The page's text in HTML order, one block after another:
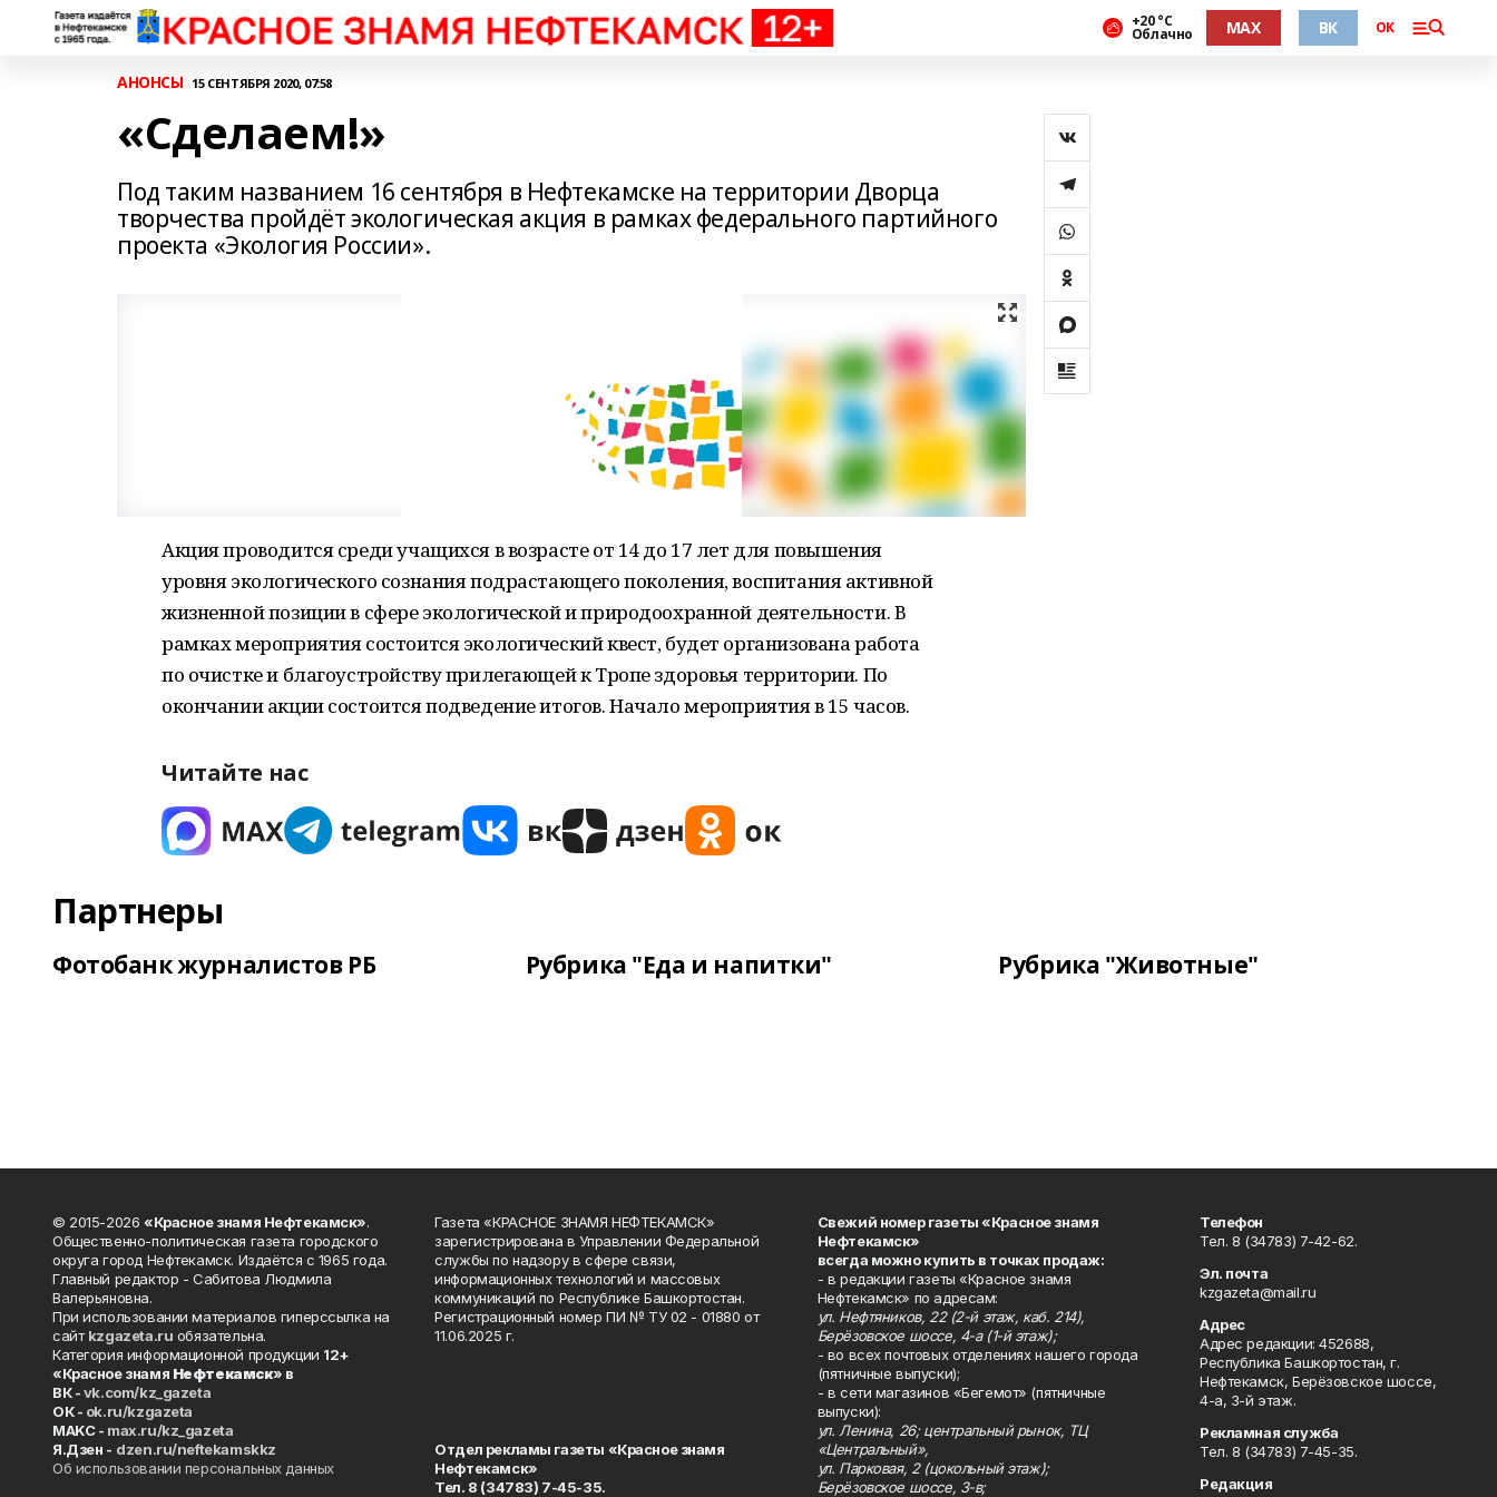
+20 °С
Облачно MAX ВК ОК
АНОНСЫ 15 СЕНТЯБРЯ 2020, 07:58
«Сделаем!»
Под таким названием 16 сентября в Нефтекамске на территории Дворца
творчества пройдёт экологическая акция в рамках федерального партийного
проекта «Экология России».
Акция проводится среди учащихся в возрасте от 14 до 17 лет для повышения
уровня экологического сознания подрастающего поколения, воспитания активной
жизненной позиции в сфере экологической и природоохранной деятельности. В
рамках мероприятия состоится экологический квест, будет организована работа
по очистке и благоустройству прилегающей к Тропе здоровья территории. По
окончании акции состоится подведение итогов. Начало мероприятия в 15 часов.
Читайте нас
Партнеры
Фотобанк журналистов РБ Рубрика "Еда и напитки" Рубрика "Животные"
© 2015-2026 «Красное знамя Нефтекамск».
Общественно-политическая газета городского
округа город Нефтекамск. Издаётся с 1965 года.
Главный редактор - Сабитова Людмила
Валерьяновна.
При использовании материалов гиперссылка на
сайтkzgazeta.ru обязательна.
Категория информационной продукции 12+
«Красное знамя Нефтекамск» в
ВК -vk.com/kz_gazeta
ОК - ok.ru/kzgazeta
MAKC - max.ru/kz_gazeta
Я.Дзен - dzen.ru/neftekamskkz
Об использовании персональных данных
Газета «КРАСНОЕ ЗНАМЯ НЕФТЕКАМСК»
зарегистрирована в Управлении Федеральной
службы по надзору в сфере связи,
информационных технологий и массовых
коммуникаций по Республике Башкортостан.
Регистрационный номер ПИ № ТУ 02 - 01880 от
11.06.2025 г.
Отдел рекламы газеты «Красное знамя
Нефтекамск»
Тел. 8 (34783) 7-45-35.
Свежий номер газеты «Красное знамя
Нефтекамск»
всегда можно купить в точках продаж:
- в редакции газеты «Красное знамя
Нефтекамск» по адресам:
ул. Нефтяников, 22 (2-й этаж, каб. 214),
Берёзовское шоссе, 4-а (1-й этаж);
- во всех почтовых отделениях нашего города
(пятничные выпуски);
- в сети магазинов «Бегемот» (пятничные
выпуски):
ул. Ленина, 26; центральный рынок, ТЦ
«Центральный»,
ул. Парковая, 2 (цокольный этаж);
Берёзовское шоссе, 3-в;
Телефон
Тел. 8 (34783) 7-42-62.
Эл. почта
kzgazeta@mail.ru
Адрес
Адрес редакции: 452688,
Республика Башкортостан, г.
Нефтекамск, Берёзовское шоссе,
4-а, 3-й этаж.
Рекламная служба
Тел. 8 (34783) 7-45-35.
Редакция